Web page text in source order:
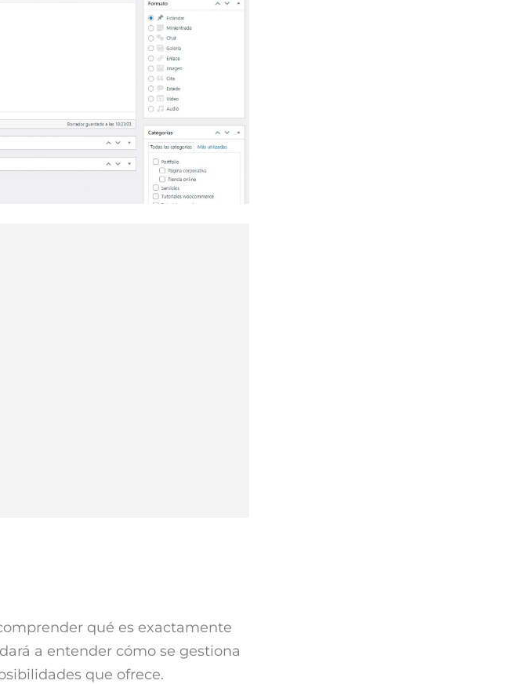
qué es exactamente
a entender cómo se gestiona
que ofrece.